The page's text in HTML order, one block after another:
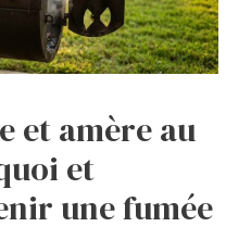
et amère au
et
une fumée